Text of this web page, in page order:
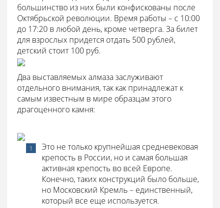
большинство из них были конфискованы после
Октябрьской революции. Время работы – с 10:00
до 17:20 в любой день, кроме четверга. За билет
для взрослых придется отдать 500 рублей,
детский стоит 100 руб.
Два выставляемых алмаза заслуживают
отдельного внимания, так как принадлежат к
самым известным в мире образцам этого
драгоценного камня:
Это не только крупнейшая средневековая
крепость в России, но и самая большая
активная крепость во всей Европе.
Конечно, таких конструкций было больше,
но Московский Кремль – единственный,
который все еще используется.